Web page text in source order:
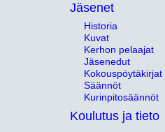
Jäsenet
Historia
Kuvat
Kerhon pelaajat
Jäsenedut
Kokouspöytäkirjat
Säännöt
Kurinpitosäännöt
Koulutus ja tieto